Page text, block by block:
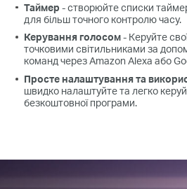
Таймер - створюйте списки
для більш точного контролю часу.
Керування голосом- Керуйте
точковими світильниками за
команд через Amazon Alexa або
Просте налаштування та
швидко налаштуйте та легко
безкоштовної програми.